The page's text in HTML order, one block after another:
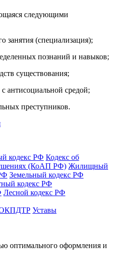
следующими
занятия (специализация);
познаний и навыков;
существования;
антисоциальной средой;
преступников.
кодекс РФ Кодекс об
(КоАП РФ) Жилищный
Земельный кодекс РФ
кодекс РФ
Лесной кодекс РФ
Уставы
оптимального оформления и